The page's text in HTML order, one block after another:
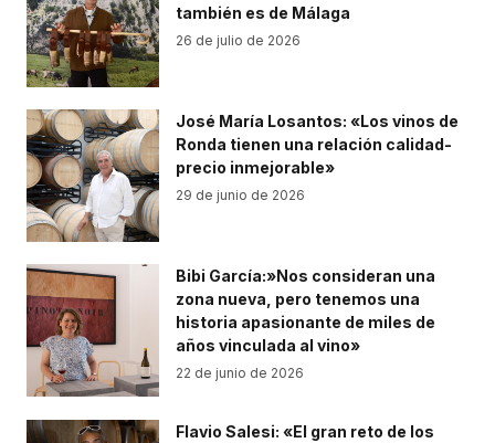
también es de Málaga
26 de julio de 2026
José María Losantos: «Los vinos de
Ronda tienen una relación calidad-
precio inmejorable»
29 de junio de 2026
Bibi García:»Nos consideran una
zona nueva, pero tenemos una
historia apasionante de miles de
años vinculada al vino»
22 de junio de 2026
Flavio Salesi: «El gran reto de los